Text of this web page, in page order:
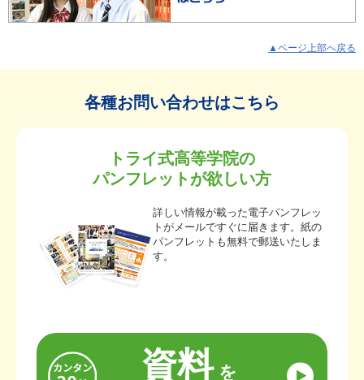
▲ページ上部へ戻る
各種お問い合わせはこちら
トライ式高等学院の
パンフレットが欲しい方
詳しい情報が載った電子パンフレッ
トがメールですぐに届きます。紙の
パンフレットも無料で郵送いたしま
す。
資料を